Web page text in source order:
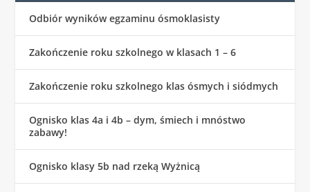
Odbiór wyników egzaminu ósmoklasisty
Zakończenie roku szkolnego w klasach 1 – 6
Zakończenie roku szkolnego klas ósmych i siódmych
Ognisko klas 4a i 4b – dym, śmiech i mnóstwo
zabawy!
Ognisko klasy 5b nad rzeką Wyżnicą